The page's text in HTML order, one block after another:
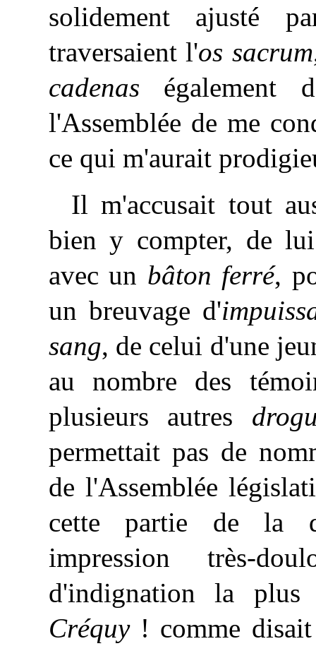
solidement ajusté
traversaient l'os sacrum
cadenas également
l'Assemblée de me
ce qui m'aurait
Il m'accusait tout
bien y compter, de
avec un bâton ferré,
un breuvage d'
sang, de celui d'une
au nombre des
plusieurs autres
permettait pas de
de l'Assemblée
cette partie de la
impression très-
d'indignation la
Créquy! comme disait